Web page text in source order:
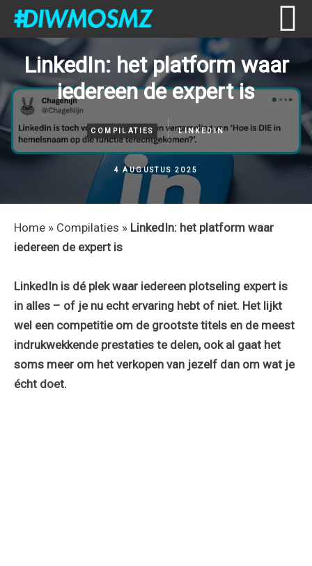
primary
navigation
content
primary
sidebar
footer
LinkedIn: het platform waar
iedereen de expert is
COMPILATIES LINKEDIN
4 AUGUSTUS 2025
Home » Compilaties » LinkedIn: het platform waar
iedereen de expert is
LinkedIn is dé plek waar iedereen plotseling expert is
in alles – of je nu echt ervaring hebt of niet. Het lijkt
wel een competitie om de grootste titels en de meest
indrukwekkende prestaties te delen, ook al gaat het
soms meer om het verkopen van jezelf dan om wat je
écht doet.